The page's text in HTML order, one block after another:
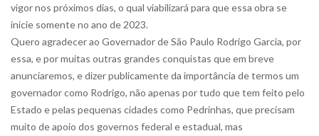
vigor nos próximos dias, o qual viabilizará para que essa obra se
inicie somente no ano de 2023.
Quero agradecer ao Governador de São Paulo Rodrigo Garcia, por
essa, e por muitas outras grandes conquistas que em breve
anunciaremos, e dizer publicamente da importância de termos um
governador como Rodrigo, não apenas por tudo que tem feito pelo
Estado e pelas pequenas cidades como Pedrinhas, que precisam
muito de apoio dos governos federal e estadual, mas